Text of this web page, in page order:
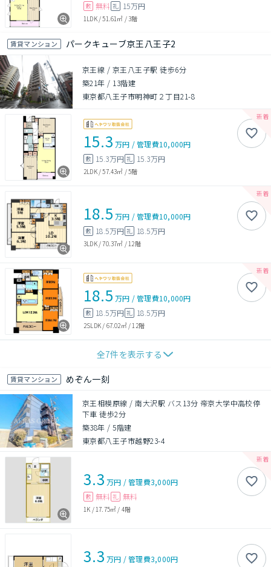
敷 無料 礼 15万円
1LDK/51.61㎡ /3階
賃貸マンション パークキューブ京王八王子2
京王線 / 京王八王子駅 徒歩6分
築21年 / 13階建
東京都八王子市明神町２丁目21-8
15.3 万円 /管理費10,000円
敷 15.3万円 礼 15.3万円
2LDK/57.43㎡ /5階
18.5 万円 /管理費10,000円
敷 18.5万円 礼 18.5万円
3LDK/70.37㎡ / 12階
18.5 万円 /管理費10,000円
敷 18.5万円 礼 18.5万円
2SLDK / 67.02㎡/12階
全7件を表示する
賃貸マンション めぞん一刻
京王相模原線 / 南大沢駅 バス13分 帝京大学中高校停
下車 徒歩2分
築38年 /5階建
東京都八王子市越野23-4
3.3 万円 /管理費3,000円
敷 無料 礼 無料
1K / 17.75㎡ / 4階
3.3 万円 /管理費3,000円